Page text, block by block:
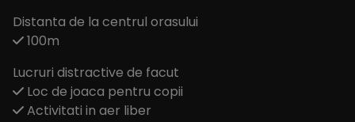
Distanta de la centrul orasului
100m
Lucruri distractive de facut
Loc de joaca pentru copii
Activitati in aer liber